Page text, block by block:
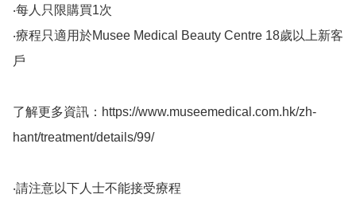
‧每人只限購買1次
‧療程只適用於Musee Medical Beauty Centre 18歲以上新客
戶
了解更多資訊：https://www.museemedical.com.hk/zh-
hant/treatment/details/99/
‧請注意以下人士不能接受療程